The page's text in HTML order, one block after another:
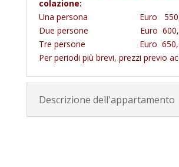
colazione:
Una persona Euro
Due persone Euro
Tre persone Euro
Per periodi più brevi, prezzi previo
Descrizione dell'appartamento